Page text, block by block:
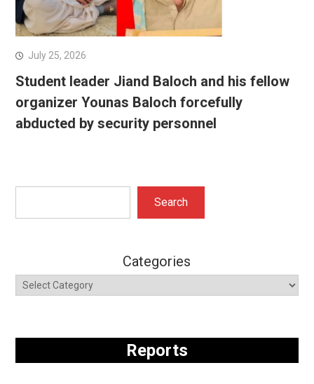
July 25, 2026
Student leader Jiand Baloch and his fellow
organizer Younas Baloch forcefully
abducted by security personnel
Search
Categories
Reports